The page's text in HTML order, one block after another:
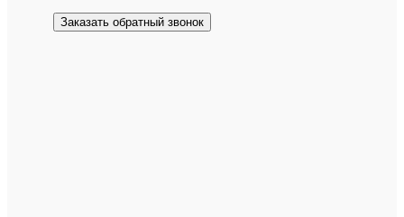
Заказать обратный звонок